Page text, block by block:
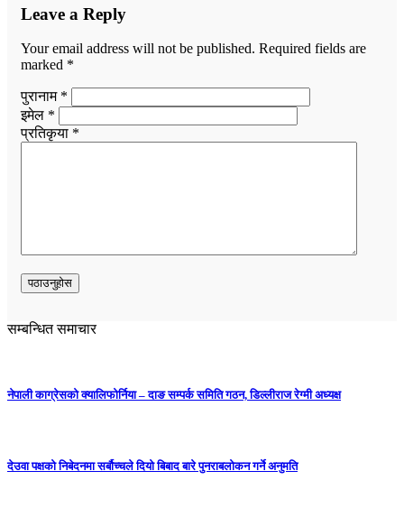
Leave a Reply
Your email address will not be published. Required fields are
marked *
पुरानाम *
इमेल *
प्रतिकृया *
सम्बन्धित समाचार
नेपाली काग्रेसको क्यालिफोर्निया – दाङ सम्पर्क समिति गठन, डिल्लीराज रेग्मी अध्यक्ष
देउवा पक्षको निबेदनमा सर्बौच्चले दियो बिबाद बारे पुनराबलोकन गर्ने अनुमति